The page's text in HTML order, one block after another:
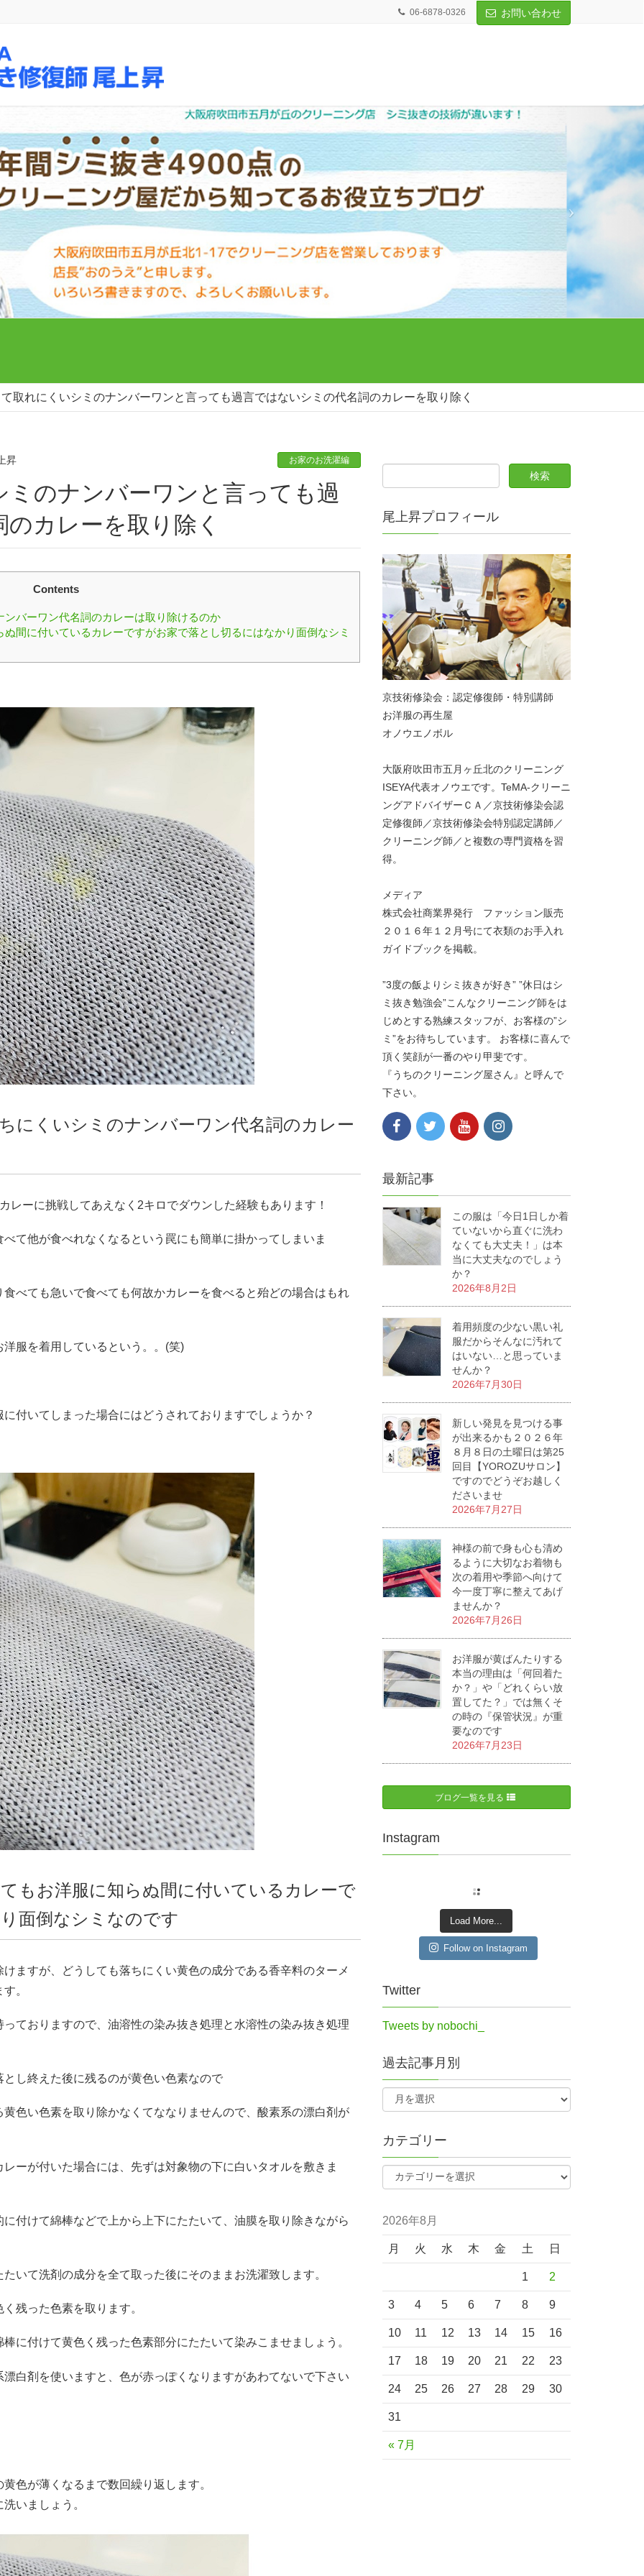
06-6878-0326 お問い合わせ
取れにくいシミのナンバーワンと言っても過言ではないシミの代名詞のカレーを取り除く
昇 お家のお洗濯編
カレーを取り除く
Contents
バーワン代名詞のカレーは取り除けるのか
間に付いているカレーですがお家で落とし切るにはなかり面倒なシミ
にくいシミのナンバーワン代名詞のカレー
レーに挑戦してあえなく2キロでダウンした経験もあります！
て他が食べれなくなるという罠にも簡単に掛かってしまいま
べても急いで食べても何故かカレーを食べると殆どの場合はもれ
服を着用しているという。。(笑)
付いてしまった場合にはどうされておりますでしょうか？
もお洋服に知らぬ間に付いているカレーで
面倒なシミなのです
ますが、どうしても落ちにくい黄色の成分である香辛料のターメ
。
ておりますので、油溶性の染み抜き処理と水溶性の染み抜き処理
し終えた後に残るのが黄色い色素なので
色い色素を取り除かなくてななりませんので、酸素系の漂白剤が
ーが付いた場合には、先ずは対象物の下に白いタオルを敷きま
付けて綿棒などで上から上下にたたいて、油膜を取り除きながら
いて洗剤の成分を全て取った後にそのままお洗濯致します。
残った色素を取ります。
に付けて黄色く残った色素部分にたたいて染みこませましょう。
白剤を使いますと、色が赤っぽくなりますがあわてないで下さい
色が薄くなるまで数回繰り返します。
いましょう。
尾上昇プロフィール
京技術修染会：認定修復師・特別講師
お洋服の再生屋
オノウエノボル
大阪府吹田市五月ヶ丘北のクリーニング
ISEYA代表オノウエです。TeMA-クリーニ
ングアドバイザーＣＡ／京技術修染会認
定修復師／京技術修染会特別認定講師／
クリーニング師／と複数の専門資格を習
得。
メディア
株式会社商業界発行 ファッション販売
２０１６年１２月号にて衣類のお手入れ
ガイドブックを掲載。
”3度の飯よりシミ抜きが好き” ”休日はシ
ミ抜き勉強会”こんなクリーニング師をは
じめとする熟練スタッフが、お客様の”シ
ミ”をお待ちしています。 お客様に喜んで
頂く笑顔が一番のやり甲斐です。
『うちのクリーニング屋さん』と呼んで
下さい。
最新記事
この服は「今日1日しか着
ていないから直ぐに洗わ
なくても大丈夫！」は本
当に大丈夫なのでしょう
か？
2026年8月2日
着用頻度の少ない黒い礼
服だからそんなに汚れて
はいない…と思っていま
せんか？
2026年7月30日
新しい発見を見つける事
が出来るかも２０２６年
８月８日の土曜日は第25
回目【YOROZUサロン】
ですのでどうぞお越しく
ださいませ
2026年7月27日
神様の前で身も心も清め
るように大切なお着物も
次の着用や季節へ向けて
今一度丁寧に整えてあげ
ませんか？
2026年7月26日
お洋服が黄ばんたりする
本当の理由は「何回着た
か？」や「どれくらい放
置してた？」では無くそ
の時の『保管状況』が重
要なのです
2026年7月23日
ブログ一覧を見る
Instagram
Load More...
Follow on Instagram
Twitter
Tweets by nobochi_
過去記事月別
カテゴリー
2026年8月
月 火 水 木 金 土 日
« 7月
1 2
3 4 5 6 7 8 9
10 11 12 13 14 15 16
17 18 19 20 21 22 23
24 25 26 27 28 29 30
31